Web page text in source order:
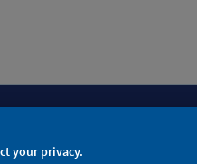
your privacy.